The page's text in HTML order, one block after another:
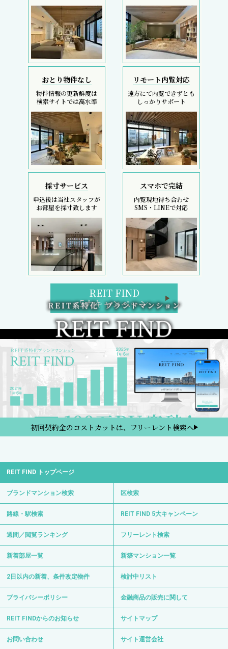
おとり物件なし
物件情報の更新鮮度は
検索サイトでは高水準
リモート内覧対応
遠方にて内覧できずとも
しっかりサポート
採寸サービス
申込後は当社スタッフが
お部屋を採寸致します
スマホで完結
内覧現地待ち合わせ
SMS・LINEで対応
REIT FIND
5大キャンペーン
初回契約金のコストカットは、フリーレント検索へ
REIT FIND トップページ
ブランドマンション検索 区検索
路線・駅検索 REIT FIND 5大キャンペーン
週間／閲覧ランキング フリーレント検索
新着部屋一覧 新築マンション一覧
2日以内の新着、条件改定物件 検討中リスト
プライバシーポリシー 金融商品の販売に関して
REIT FINDからのお知らせ サイトマップ
お問い合わせ サイト運営会社